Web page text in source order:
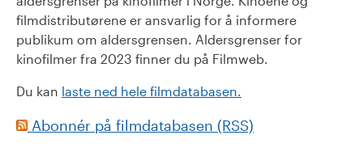
filmdistributørene er ansvarlig for å informere
publikum om aldersgrensen. Aldersgrenser for
kinofilmer fra 2023 finner du på Filmweb.
Du kan laste ned hele filmdatabasen.
Abonnér på filmdatabasen (RSS)